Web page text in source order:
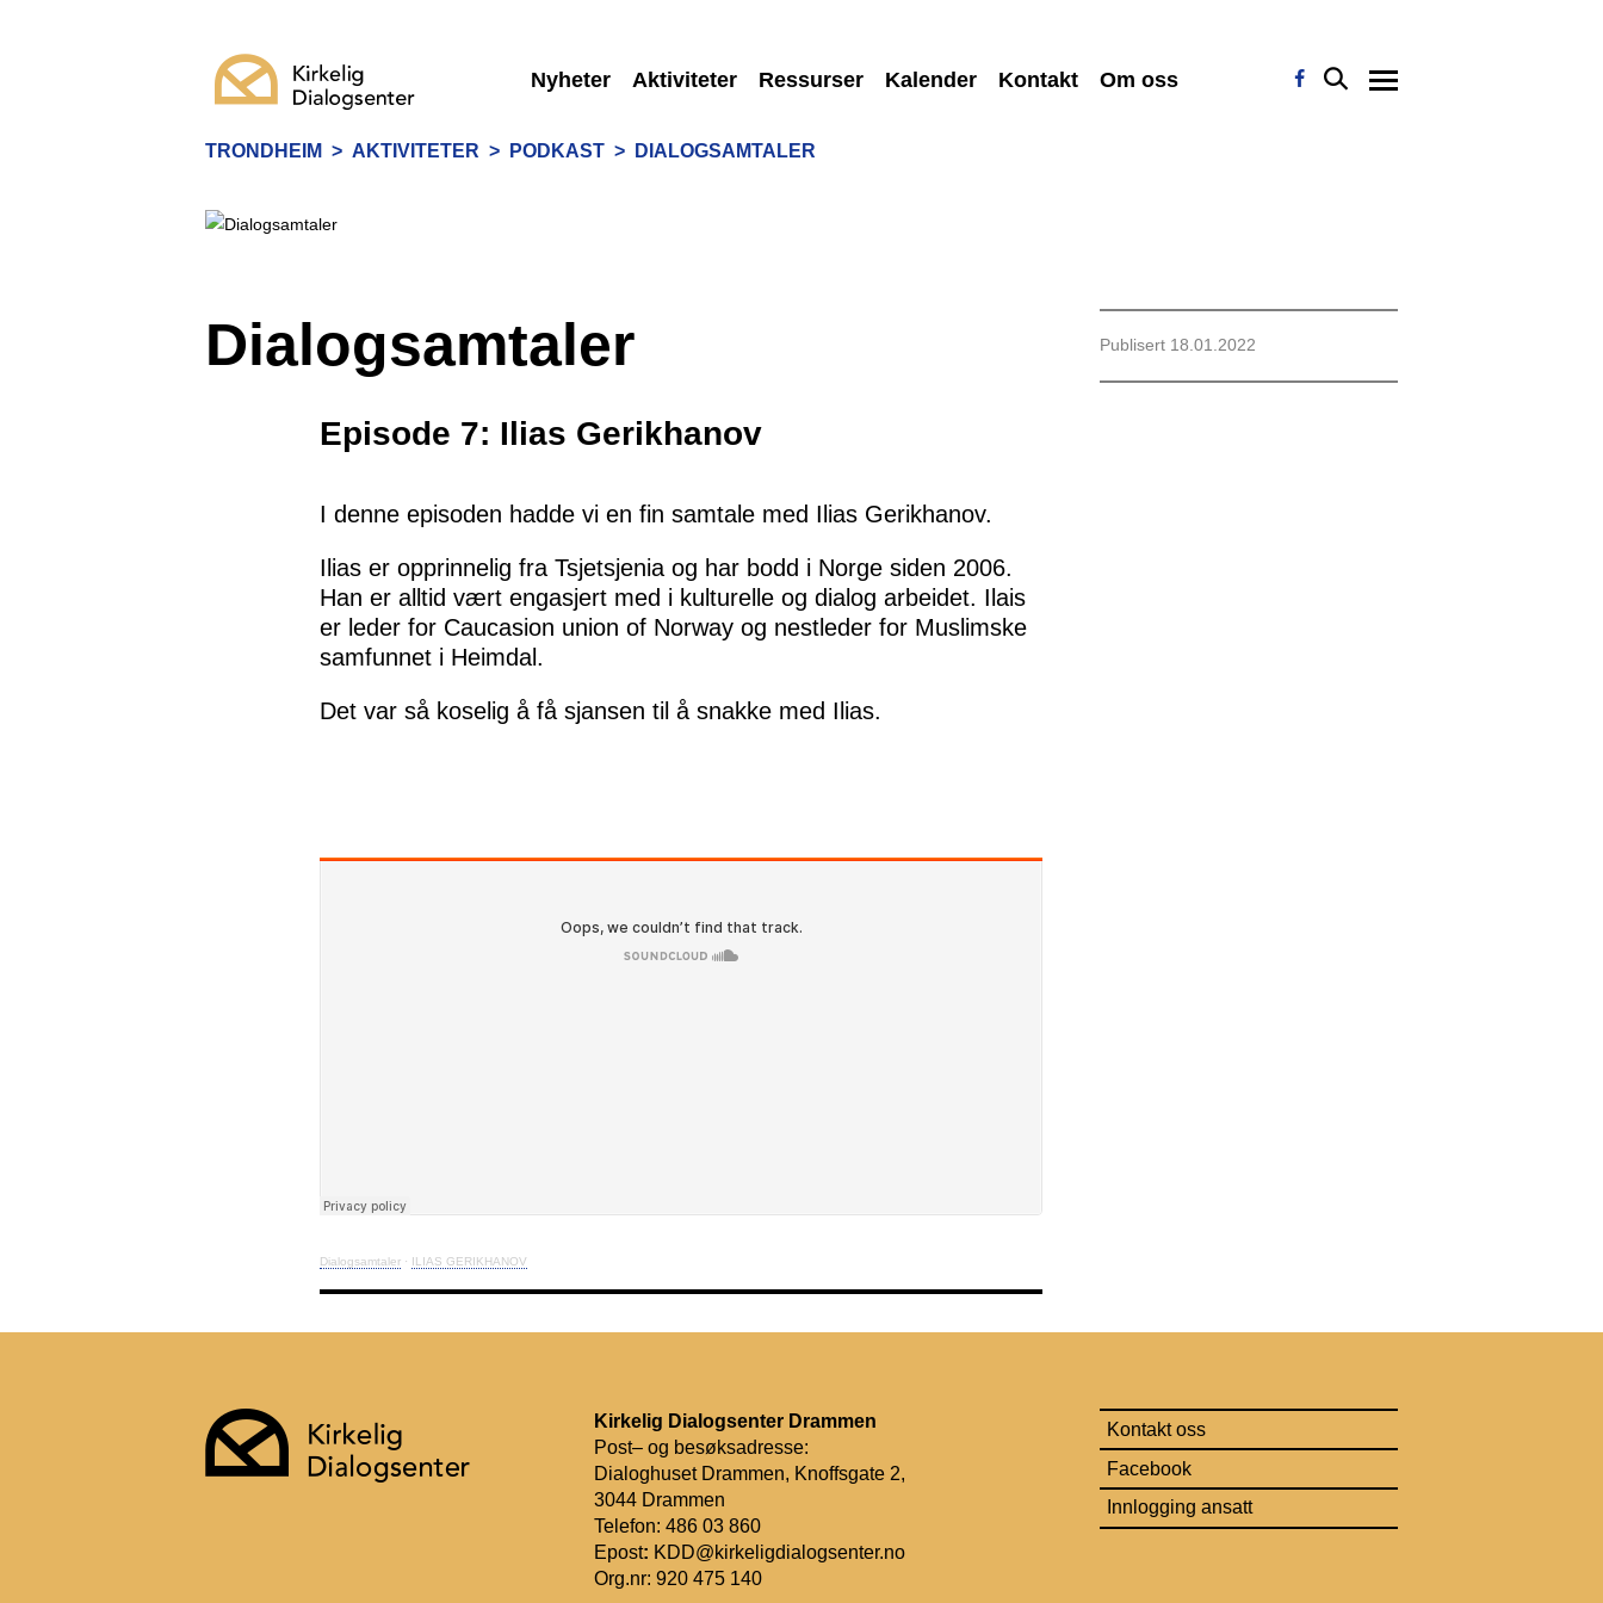
Nyheter Aktiviteter Ressurser Kalender Kontakt Om oss
TRONDHEIM > AKTIVITETER > PODKAST > DIALOGSAMTALER
Dialogsamtaler
Episode 7: Ilias Gerikhanov
I denne episoden hadde vi en fin samtale med Ilias Gerikhanov.
Ilias er opprinnelig fra Tsjetsjenia og har bodd i Norge siden 2006.
Han er alltid vært engasjert med i kulturelle og dialog arbeidet. Ilais
er leder for Caucasion union of Norway og nestleder for Muslimske
samfunnet i Heimdal.
Det var så koselig å få sjansen til å snakke med Ilias.
Dialogsamtaler · ILIAS GERIKHANOV
Publisert 18.01.2022
Kirkelig Dialogsenter Drammen
Post– og besøksadresse:
Dialoghuset Drammen, Knoffsgate 2,
3044 Drammen
Telefon: 486 03 860
Epost: KDD@kirkeligdialogsenter.no
Org.nr: 920 475 140
Kontakt oss
Facebook
Innlogging ansatt